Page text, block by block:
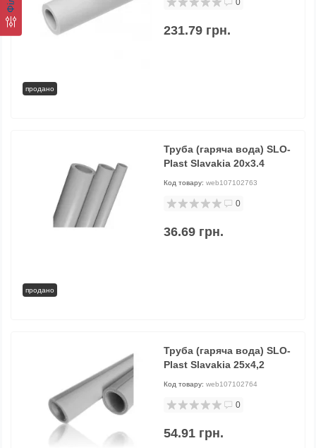
продано
0
231.79 грн.
продано
Труба (гаряча вода) SLO-
Plast Slavakia 20х3.4
Код товару: web107102763
0
36.69 грн.
Труба (гаряча вода) SLO-
Plast Slavakia 25х4,2
Код товару: web107102764
0
54.91 грн.